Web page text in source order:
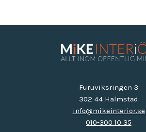
Furuviksringen 3
302 44 Halmstad
info@mikeinterior.se
010-300 10 35